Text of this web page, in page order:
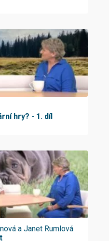
hry? - 1. díl
a Janet Rumlová